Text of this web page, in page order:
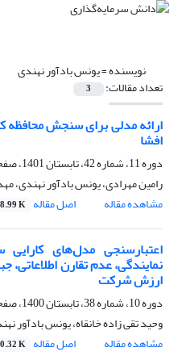
نویسنده =یونس بادآور نهندی
تعداد مقالات: 3
ارائه مدلی برای سنجش محافظه
افشا
دوره 11، شماره 42، تابستان 1401، صفحه
رامین مهرادی، یونس بادآور نهندی،
مشاهده مقاله
اصل مقاله K
اعتبارسنجی مدل‌های
نمایندگی، عدم تقارن
ارزش شرکت
دوره 10، شماره 38، تابستان 1400، صفحه
وحید تقی زاده خانقاه، یونس بادآور
مشاهده مقاله
اصل مقاله K